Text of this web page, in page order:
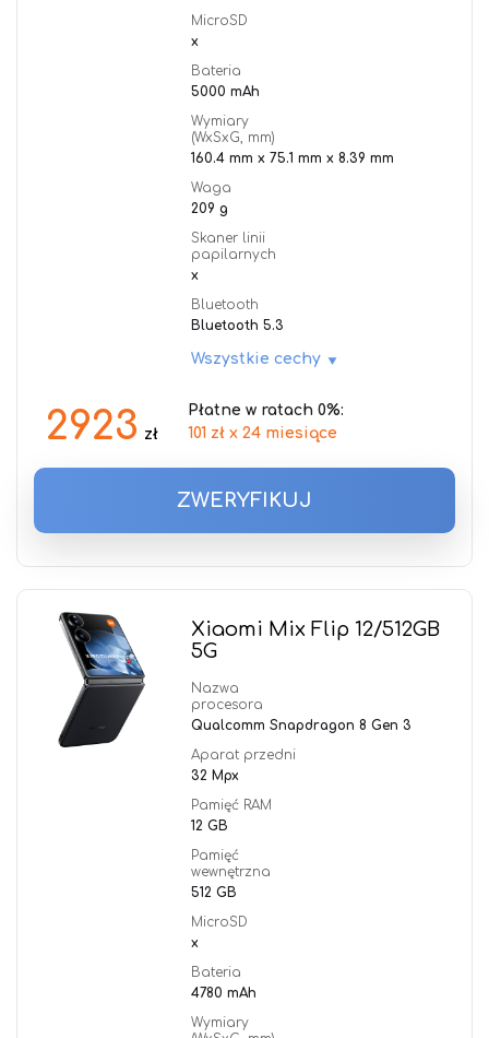
MicroSD
x
Bateria
5000 mAh
Wymiary
(WxSxG, mm)
160.4 mm x 75.1 mm x 8.39 mm
Waga
209 g
Skaner linii
papilarnych
x
Bluetooth
Bluetooth 5.3
Wszystkie cechy
2923 zł
Płatne w ratach 0%:
101 zł x 24 miesiące
ZWERYFIKUJ
Xiaomi Mix Flip 12/512GB
5G
Nazwa
procesora
Qualcomm Snapdragon 8 Gen 3
Aparat przedni
32 Mpx
Pamięć RAM
12 GB
Pamięć
wewnętrzna
512 GB
MicroSD
x
Bateria
4780 mAh
Wymiary